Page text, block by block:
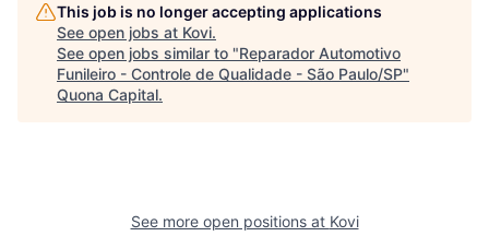
This job is no longer accepting applications
See open jobs at Kovi.
See open jobs similar to "Reparador Automotivo
Funileiro - Controle de Qualidade - São Paulo/SP"
Quona Capital.
See more open positions at Kovi